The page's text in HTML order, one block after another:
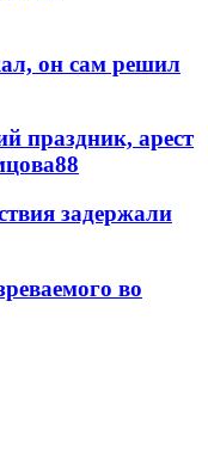
он сам решил
праздник, арест
88
задержали
во